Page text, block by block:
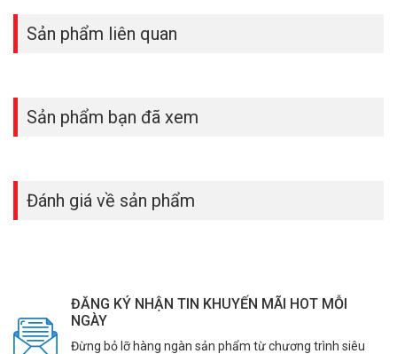
Sản phẩm liên quan
Sản phẩm bạn đã xem
Đánh giá về sản phẩm
ĐĂNG KÝ NHẬN TIN KHUYẾN MÃI HOT MỖI
NGÀY
Đừng bỏ lỡ hàng ngàn sản phẩm từ chương trình siêu